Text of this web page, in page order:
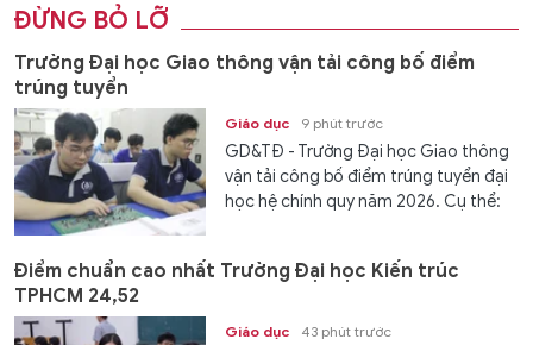
ĐỪNG BỎ LỠ
Trường Đại học Giao thông vận tải công bố điểm
trúng tuyển
Giáo dục 9 phút trước
GD&TĐ - Trường Đại học Giao thông
vận tải công bố điểm trúng tuyển đại
học hệ chính quy năm 2026. Cụ thể:
Điểm chuẩn cao nhất Trường Đại học Kiến trúc
TPHCM 24,52
Giáo dục 43 phút trước